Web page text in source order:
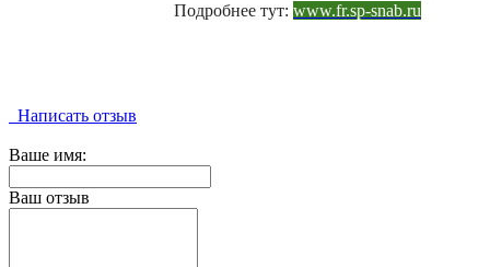
Подробнее тут: www.fr.sp-snab.ru
Написать отзыв
Ваше имя:
Ваш отзыв